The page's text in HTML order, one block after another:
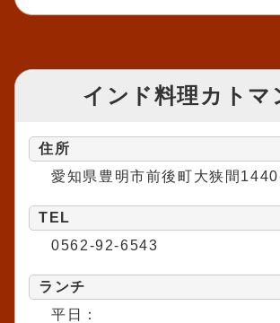
インド料理カトマ
住所
愛知県豊明市前後町大狭間
TEL
0562-92-6543
ランチ
平日：